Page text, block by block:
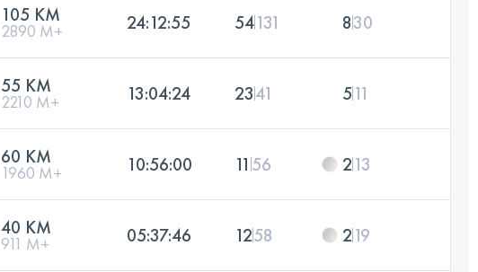
105 KM
2890 M+ 24:12:55 54131 830
55 KM
2210 M+ 13:04:24 2341 511
60 KM
1960 M+ 10:56:00 11 56 213
40 KM
911 M+ 05:37:46 1258 219